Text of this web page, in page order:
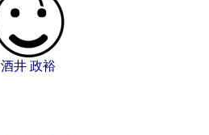
酒井 政裕